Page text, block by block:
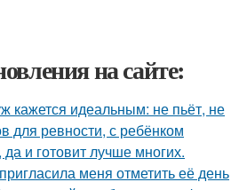
на сайте:
кажется идеальным: не пьёт, не
для ревности, с ребёнком
и готовит лучше многих.
меня отметить её день